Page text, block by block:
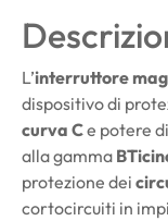
L’interruttore
dispositivo di
curva Ce potere
alla gamma
protezione dei
cortocircuiti in